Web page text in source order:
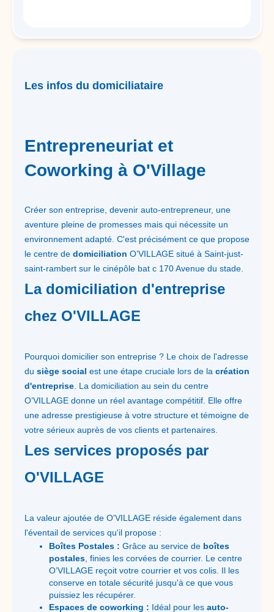
Les infos du domiciliataire
Entrepreneuriat et
Coworking à O'Village
Créer son entreprise, devenir auto-entrepreneur, une
aventure pleine de promesses mais qui nécessite un
environnement adapté. C'est précisément ce que propose
le centre de domiciliation O’VILLAGE situé à Saint-just-
saint-rambert sur le cinépôle bat c 170 Avenue du stade.
La domiciliation d'entreprise
chez O'VILLAGE
Pourquoi domicilier son entreprise ? Le choix de l'adresse
du siège social est une étape cruciale lors de la création
d'entreprise . La domiciliation au sein du centre
O’VILLAGE donne un réel avantage compétitif. Elle offre
une adresse prestigieuse à votre structure et témoigne de
votre sérieux auprès de vos clients et partenaires.
Les services proposés par
O'VILLAGE
La valeur ajoutée de O'VILLAGE réside également dans
l'éventail de services qu'il propose :
Boîtes Postales : Grâce au service de boîtes
postales , finies les corvées de courrier. Le centre
O’VILLAGE reçoit votre courrier et vos colis. Il les
conserve en totale sécurité jusqu'à ce que vous
puissiez les récupérer.
Espaces de coworking : Idéal pour les auto-